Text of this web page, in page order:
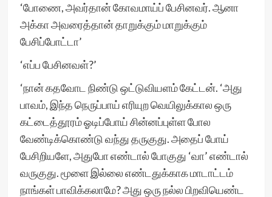
‘போணை, அவர்தான் கோவமாய்ப் பேசினவர். ஆனா
அக்கா அவரைத்தான் தாறுக்கும் மாறுக்கும்
பேசிப்போட்டா’
‘எப்ப பேசினவள்?’
‘நான் கதவோட நிண்டு ஒட்டுவியளம் கேட்டன். ‘அது
பாவம், இந்த நெருப்பாய் எரியுற வெயிலுக்கால ஒரு
கட்டைத்தூரம் ஓடிப்போய் சின்னப்புள்ள போல
வேண்டிக்கொண்டு வந்து தருகுது. அதைப் போய்
பேசிறியளே, அதுபோ எண்டால் போகுது ‘வா’ எண்டால்
வருகுது. மூளை இல்லை எண்டதுக்காக மாடாட்டம்
நாங்கள் பாவிக்கலாமே? அது ஒரு நல்ல பிறவியெண்ட